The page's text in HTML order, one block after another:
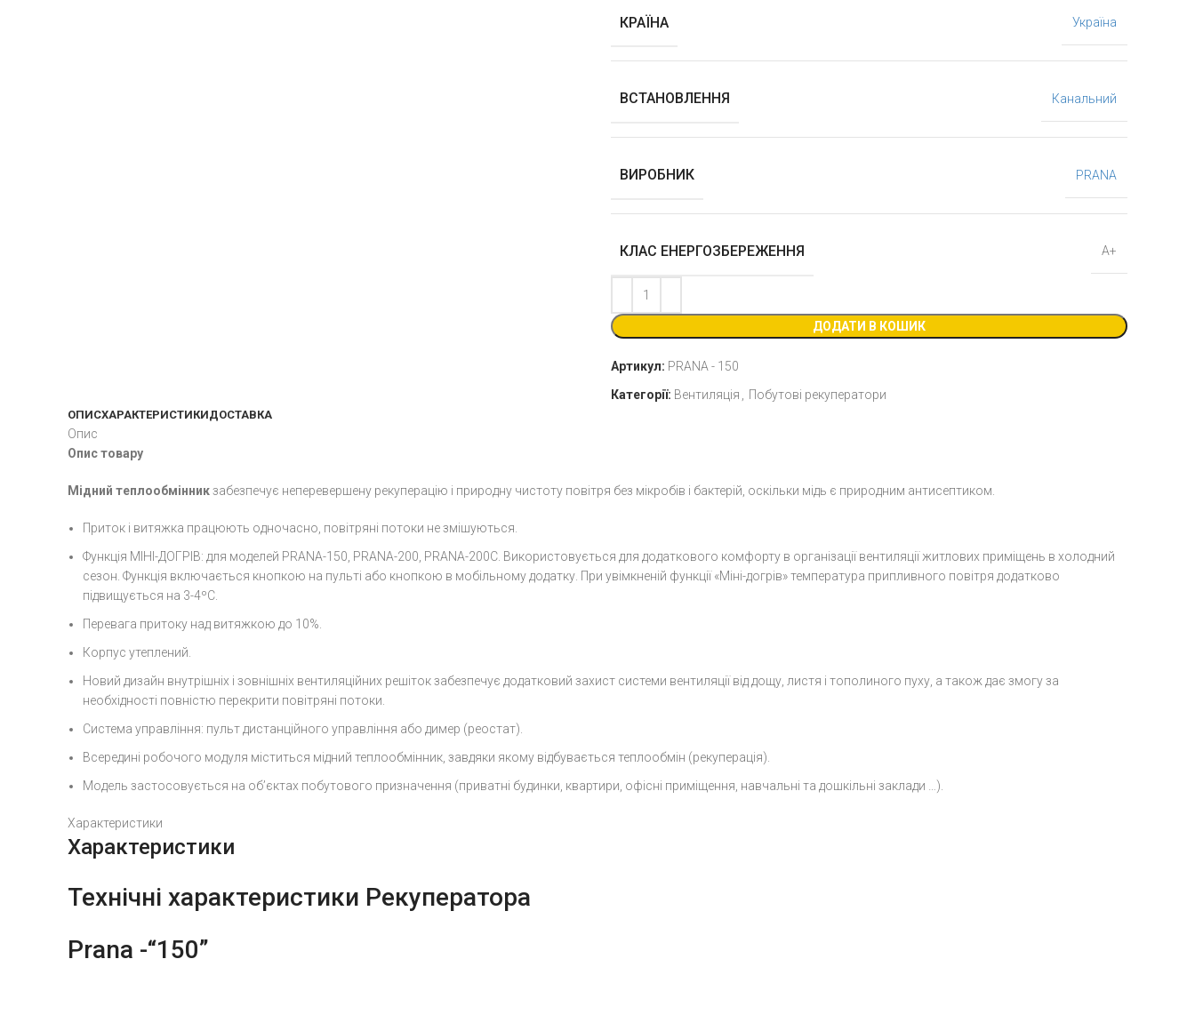
КРАЇНА Україна
ВСТАНОВЛЕННЯ Канальний
ВИРОБНИК PRANA
КЛАС ЕНЕРГОЗБЕРЕЖЕННЯ А+
ДОДАТИ В КОШИК
Артикул: PRANA - 150
Категорії: Вентиляція Побутові рекуператори
ОПИСХАРАКТЕРИСТИКИДОСТАВКА
Опис
Опис товару
Мідний теплообмінникзабезпечує неперевершену рекуперацію і природну чистоту повітря без мікробів і бактерій, оскільки мідь є природним антисептиком.
Приток і витяжка працюють одночасно, повітряні потоки не змішуються.
Функція МІНІ-ДОГРІВ: для моделей PRANA-150, PRANA-200, PRANA-200C. Використовується для додаткового комфорту в організації вентиляції житлових приміщень в холодний
сезон. Функція включається кнопкою на пульті або кнопкою в мобільному додатку. При увімкненій функції «Міні-догрів» температура припливного повітря додатково
підвищується на 3-4ºС.
Перевага притоку над витяжкою до 10%.
Корпус утеплений.
Новий дизайн внутрішніх і зовнішніх вентиляційних решіток забезпечує додатковий захист системи вентиляції від дощу, листя і тополиного пуху, а також дає змогу за
необхідності повністю перекрити повітряні потоки.
Система управління: пульт дистанційного управління або димер (реостат).
Всередині робочого модуля міститься мідний теплообмінник, завдяки якому відбувається теплообмін (рекуперація).
Модель застосовується на об’єктах побутового призначення (приватні будинки, квартири, офісні приміщення, навчальні та дошкільні заклади …).
Характеристики
Характеристики
Технічні характеристики Рекуператора
Prana -“150”